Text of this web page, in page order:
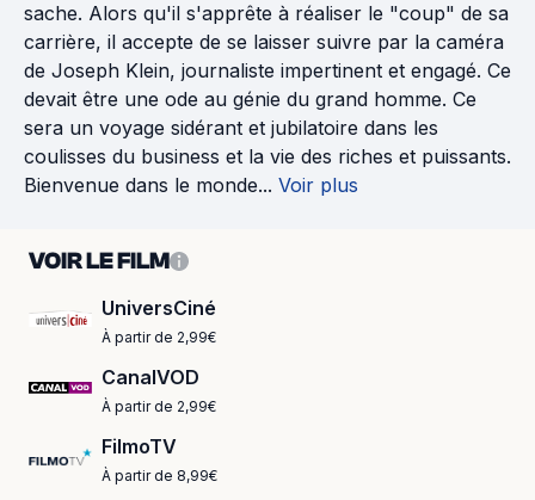
sache. Alors qu'il s'apprête à réaliser le "coup" de sa
carrière, il accepte de se laisser suivre par la caméra
de Joseph Klein, journaliste impertinent et engagé. Ce
devait être une ode au génie du grand homme. Ce
sera un voyage sidérant et jubilatoire dans les
coulisses du business et la vie des riches et puissants.
Bienvenue dans le monde... Voir plus
VOIR LE FILM
UniversCiné
À partir de 2,99€
CanalVOD
À partir de 2,99€
FilmoTV
À partir de 8,99€